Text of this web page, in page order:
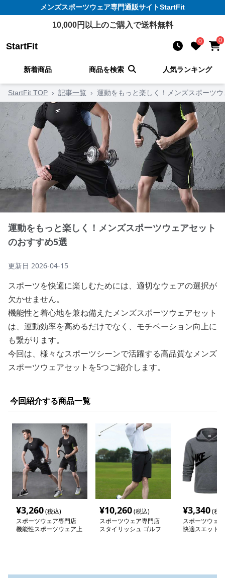
メンズスポーツウェア専門通販サイトStartFit
10,000円以上のご購入で送料無料
StartFit 0 0
新着商品 商品を検索 人気ランキング
StartFit TOP › 記事一覧 › 運動をもっと楽しく！メンズスポーツ
運動をもっと楽しく！メンズスポーツウェアセット
のおすすめ5選
更新日 2026-04-15
スポーツを快適に楽しむためには、適切なウェアの選択が
欠かせません。
機能性と着心地を兼ね備えたメンズスポーツウェアセット
は、運動効率を高めるだけでなく、モチベーション向上に
も繋がります。
今回は、様々なスポーツシーンで活躍する高品質なメンズ
スポーツウェアセットを5つご紹介します。
今回紹介する商品一覧
¥3,260(税込)
スポーツウェア専門店
機能性スポーツウェア上
¥10,260(税込)
スポーツウェア専門店
スタイリッシュ ゴルフ
¥3,340(税
スポーツウェ
快適スエット